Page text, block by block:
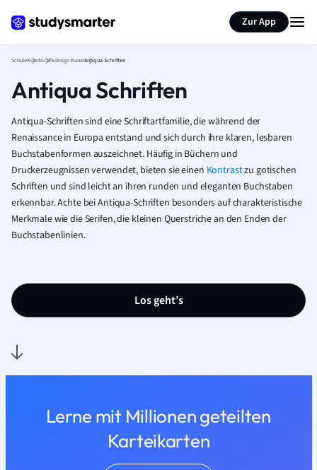
Zur App
SchuleKunstGrafikdesign KunstAntiqua Schriften
Antiqua Schriften
Antiqua-Schriften sind eine Schriftartfamilie, die während der
Renaissance in Europa entstand und sich durch ihre klaren, lesbaren
Buchstabenformen auszeichnet. Häufig in Büchern und
Druckerzeugnissen verwendet, bieten sie einen Kontrastzu gotischen
Schriften und sind leicht an ihren runden und eleganten Buchstaben
erkennbar. Achte bei Antiqua-Schriften besonders auf charakteristische
Merkmale wie die Serifen, die kleinen Querstriche an den Enden der
Buchstabenlinien.
Los geht’s
Lerne mit Millionen geteilten
Karteikarten
Seite zusammenfassen